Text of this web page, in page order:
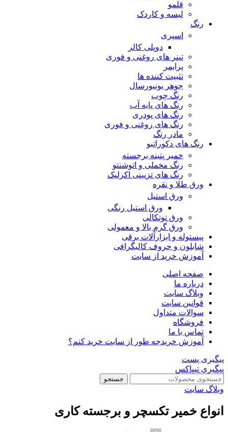
قلمو
لیسه و کاردک
رنگ
اسپری
دوپلی کالر
تینر های روغنی و فوری
پرایمر
تثبیت کننده ها
جوهر یونیورسال
رنگ چوب
رنگ‌ های پایه آب
رنگ های پودری
رنگ‌ های روغنی و فوری
مادر رنگ
رنگ های دکوراتیو
خمیر پتینه برجسته
رنگ مخملی و اتوشنتو
رنگ های تزیینی اکرلیک
ورق طلا و نقره
ورق استیل
ورق استیل رنگی
ورق توتکالی
ورق گرم بالا و معمولی
پیستوله و ابزارآلات برقی
شابلون و حروف کالیگرافی
آموزش خرید از سایت
صفحه اصلی
درباره ما
وبلاگ سایت
قوانین سایت
سوالات متداول
فروشگاه
تماس با ما
آموزش خریدچه طور از سایت خرید کنم؟
پیگیری پست
پیگیری تیپاکس
جستجو
وبلاگ سایت
انواع خمیر تکسچر و برجسته کاری